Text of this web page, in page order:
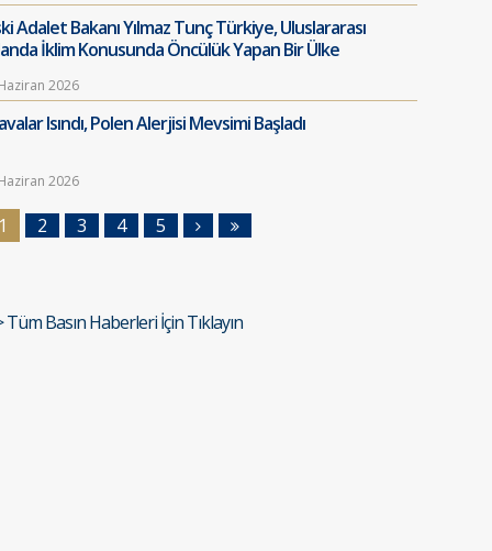
Adalet Bakanı Yılmaz Tunç Türkiye, Uluslararası
İklim Konusunda Öncülük Yapan Bir Ülke
2026
Isındı, Polen Alerjisi Mevsimi Başladı
2026
1 2 3 4 5
Tüm Basın Haberleri İçin Tıklayın